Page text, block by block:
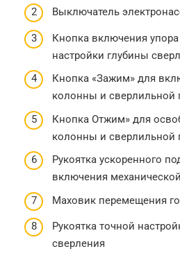
Выключатель
Кнопка включения упора
настройки глубины
Кнопка «Зажим» для
колонны и сверлильной
Кнопка Отжим» для
колонны и сверлильной
Рукоятка ускоренного
включения
Маховик перемещения
Рукоятка точной
сверления